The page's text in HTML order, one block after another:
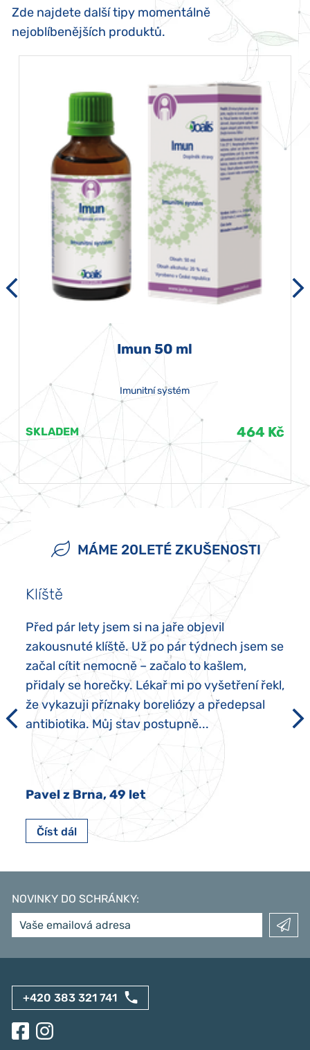
Zde najdete další tipy momentálně
nejoblíbenějších produktů.
Imun 50 ml
Imunitní systém
SKLADEM 464 Kč
MÁME 20LETÉ ZKUŠENOSTI
Klíště
Před pár lety jsem si na jaře objevil
zakousnuté klíště. Už po pár týdnech jsem se
začal cítit nemocně – začalo to kašlem,
přidaly se horečky. Lékař mi po vyšetření řekl,
že vykazuji příznaky boreliózy a předepsal
antibiotika. Můj stav postupně...
Pavel z Brna, 49 let
Číst dál
NOVINKY DO SCHRÁNKY:
+420 383 321 741